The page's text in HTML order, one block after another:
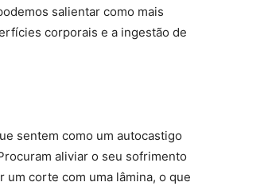
salientar como mais
corporais e a ingestão de
sentem como um autocastigo
aliviar o seu sofrimento
um corte com uma lâmina, o que